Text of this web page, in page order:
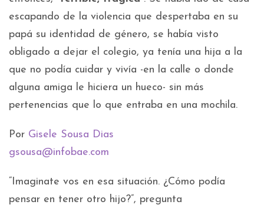
escapando de la violencia que despertaba en su
papá su identidad de género, se había visto
obligado a dejar el colegio, ya tenía una hija a la
que no podía cuidar y vivía -en la calle o donde
alguna amiga le hiciera un hueco- sin más
pertenencias que lo que entraba en una mochila.
Por Gisele Sousa Dias
gsousa@infobae.com
“Imaginate vos en esa situación. ¿Cómo podía
pensar en tener otro hijo?”, pregunta